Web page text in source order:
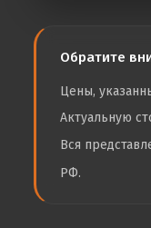
Обратите
Цены,
Актуальную
Вся
РФ.